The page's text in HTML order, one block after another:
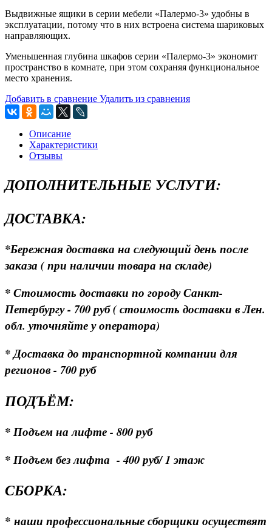
Выдвижные ящики в серии мебели «Палермо-3» удобны в
эксплуатации, потому что в них встроена система шариковых
направляющих.
Уменьшенная глубина шкафов серии «Палермо-3» экономит
пространство в комнате, при этом сохраняя функциональное
место хранения.
Добавить в сравнение Удалить из сравнения
Описание
Характеристики
Отзывы
ДОПОЛНИТЕЛЬНЫЕ УСЛУГИ:
ДОСТАВКА:
*Бережная доставка на следующий день после
заказа ( при наличии товара на складе)
* Стоимость доставки по городу Санкт-
Петербургу - 700 руб ( стоимость доставки в Лен.
обл. уточняйте у оператора)
* Доставка до транспортной компании для
регионов - 700 руб
ПОДЪЁМ:
* Подъем на лифте - 800 руб
* Подъем без лифта - 400 руб/ 1 этаж
СБОРКА:
* наши профессиональные сборщики осуществят